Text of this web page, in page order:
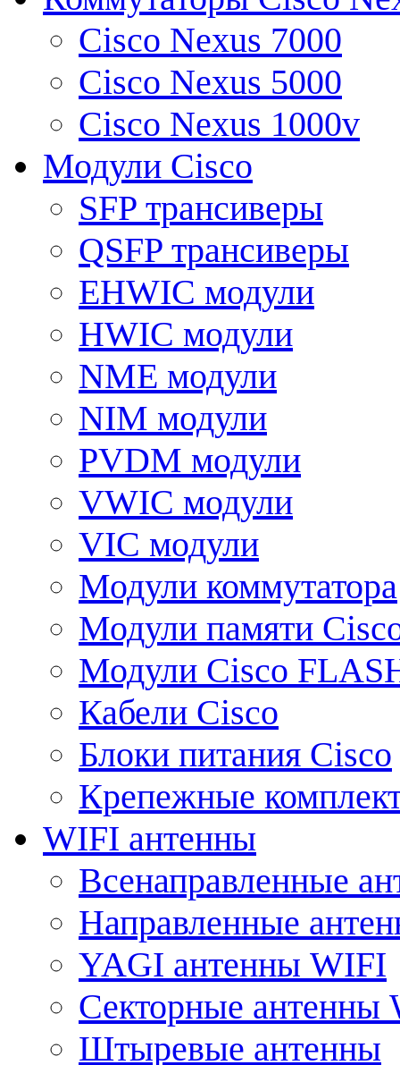
Cisco Nexus 7000
Cisco Nexus 5000
Cisco Nexus 1000v
Модули Cisco
SFP трансиверы
QSFP трансиверы
EHWIC модули
HWIC модули
NME модули
NIM модули
PVDM модули
VWIC модули
VIC модули
Модули коммутатора
Модули памяти
Модули Cisco
Кабели Cisco
Блоки питания Cisco
Крепежные
WIFI антенны
Всенаправленные
Направленные
YAGI антенны WIFI
Секторные антенны
Штыревые антенны